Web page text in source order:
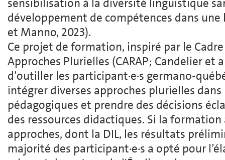
sensibilisation à la diversité linguistique
développement de compétences dans
et Manno, 2023).
Ce projet de formation, inspiré par le
Approches Plurielles (CARAP; Candelier et
d’outiller les participant·e·s germano-
intégrer diverses approches plurielles
pédagogiques et prendre des décisions
des ressources didactiques. Si la
approches, dont la DIL, les résultats
majorité des participant∙e∙s a opté pour